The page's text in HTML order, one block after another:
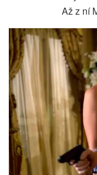
Až z ní